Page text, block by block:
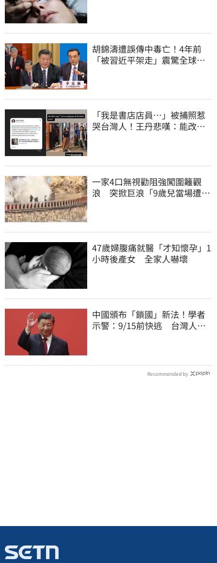
胡錦濤遭誤傳中毒亡！4年前
「被習近平架走」震驚全球
「我是書店店員⋯」被捕照惹
哭台灣人！王丹悲嘆：能改變
一家4口無視勸阻強闖圍籬觀
浪 突掀巨浪「9歲兒當場遭捲
47歲婦腹痛就醫「才知懷孕」1
小時後產女 全家人嚇壞
中國頒布「鎖國」新法！學者
示警：9/15前快逃 台灣人也
Recommended by